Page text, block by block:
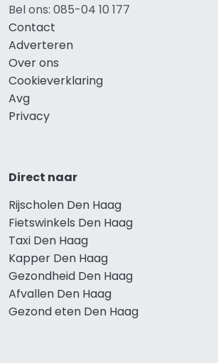
Bel ons: 085-04 10 177
Contact
Adverteren
Over ons
Cookieverklaring
Avg
Privacy
Direct naar
Rijscholen Den Haag
Fietswinkels Den Haag
Taxi Den Haag
Kapper Den Haag
Gezondheid Den Haag
Afvallen Den Haag
Gezond eten Den Haag